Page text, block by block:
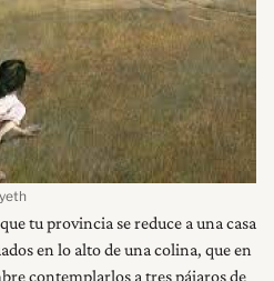
tu provincia se reduce a una casa
en lo alto de una colina, que en
contemplarlos a tres pájaros de